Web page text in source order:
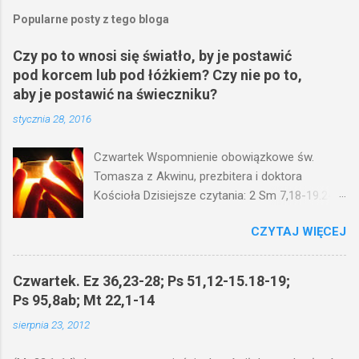
e
i
j
k
o
m
n
t
a
r
z
Popularne posty z tego bloga
Czy po to wnosi się światło, by je postawić
pod korcem lub pod łóżkiem? Czy nie po to,
aby je postawić na świeczniku?
stycznia 28, 2016
Czwartek Wspomnienie obowiązkowe św.
Tomasza z Akwinu, prezbitera i doktora
Kościoła Dzisiejsze czytania: 2 Sm 7,18-19.24-
(Mk 4,21-25) Jezus mówił ludowi: Czy po to
wnosi się światło, by je postawić pod korcem
lub pod łóżkiem? Czy nie po to, aby je postawić
na świeczniku? Nie ma bowiem nic ukrytego, co
by nie miało wyjść na jaw. Kto ma uszy do
CZYTAJ WIĘCEJ
Czwartek. Ez 36,23-28; Ps 51,12-15.18-19;
Ps 95,8ab; Mt 22,1-14
sierpnia 23, 2012